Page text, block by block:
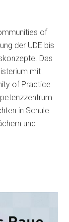
of
der UDE bis
Das
mit
of Practice
in Schule
und